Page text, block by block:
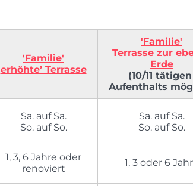
'Familie'
erhöhte’ Terrasse
'Familie'
Terrasse zur
Erde
(10/11 tätigen
Aufenthalts
Sa. auf Sa.
So. auf So.
Sa. auf Sa.
So. auf So.
1, 3, 6 Jahre oder
renoviert
1, 3 oder 6